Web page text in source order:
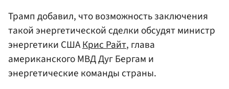
Трамп добавил, что возможность заключения
такой энергетической сделки обсудят министр
энергетики СШАКрис Райт, глава
американского МВД Дуг Бергам и
энергетические команды страны.